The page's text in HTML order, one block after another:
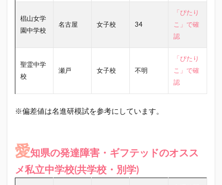
椙山女学
園中学校
名古屋 女子校 34
「ぴたり
こ」で確
認
聖霊中学
校
瀬戸 女子校 不明
「ぴたり
こ」で確
認
※偏差値は名進研模試を参考にしています。
愛知県の発達障害・ギフテッドのオスス
メ私立中学校(共学校・別学)